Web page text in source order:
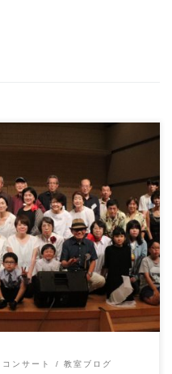
鉄朗です。 先日は、 第３回
組５時 […]
コンサート 教室ブログ